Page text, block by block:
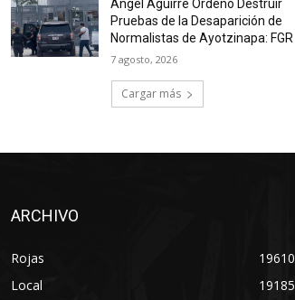
Ángel Aguirre Ordenó Destruir
Pruebas de la Desaparición de
Normalistas de Ayotzinapa: FGR
7 agosto, 2026
Cargar más
ARCHIVO
Rojas
19610
Local
19185